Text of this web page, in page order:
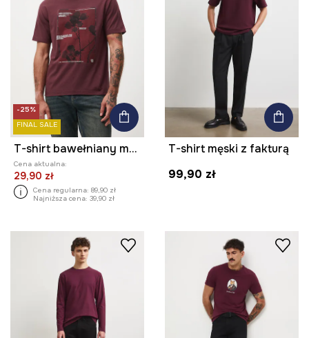
-25%
FINAL SALE
T-shirt bawełniany męski z nadrukiem
Cena aktualna:
29,90 zł
Cena regularna: 89,90 zł
Najniższa cena: 39,90 zł
T-shirt męski z fakturą
99,90 zł